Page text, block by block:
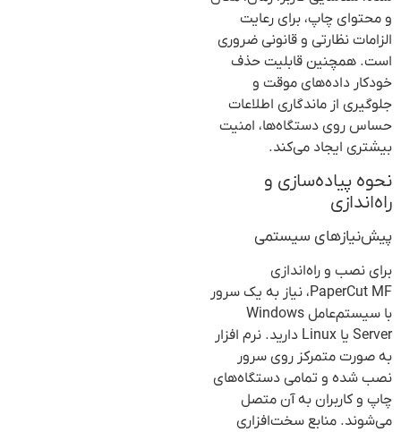
و محتوای چاپ، برای رعایت
الزامات نظارتی و قانونی ضروری
است. همچنین قابلیت حذف
خودکار داده‌های موقت و
جلوگیری از ماندگاری اطلاعات
حساس روی دستگاه‌ها، امنیت
بیشتری ایجاد می‌کند.
نحوه پیاده‌سازی و
راه‌اندازی
پیش‌نیازهای سیستمی
برای نصب و راه‌اندازی
PaperCut MF، نیاز به یک سرور
با سیستم‌عامل Windows
Server یا Linux دارید. نرم افزار
به صورت متمرکز روی سرور
نصب شده و تمامی دستگاه‌های
چاپ و کاربران به آن متصل
می‌شوند. منابع سخت‌افزاری